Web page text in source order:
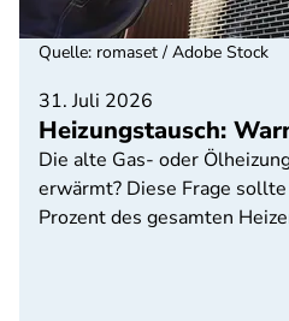
31. Juli 2026
Heizungstausch:
Die alte Gas- oder
erwärmt? Diese Frage
Prozent des gesamten
Quelle: romaset / Adobe Stock